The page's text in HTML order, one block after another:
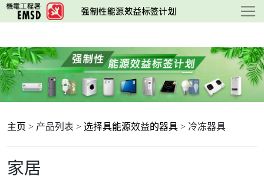
跳
至
要
内
容
主页 > 产品列表 > 选择具能源效益的器具 > 冷冻器具
家居